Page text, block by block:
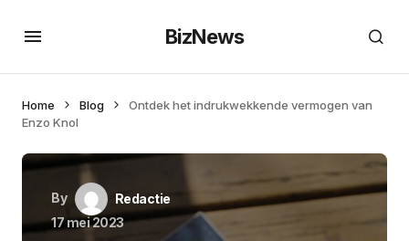
BizNews
Home Blog
Ontdek het indrukwekkende vermogen van
Enzo Knol
By
Redactie
17 mei 2023